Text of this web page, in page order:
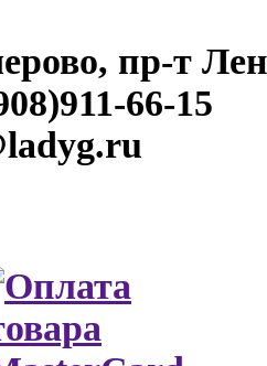
пр-т
66-15